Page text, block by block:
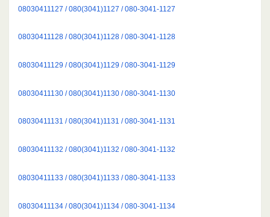
08030411127 / 080(3041)1127 / 080-3041-1127
08030411128 / 080(3041)1128 / 080-3041-1128
08030411129 / 080(3041)1129 / 080-3041-1129
08030411130 / 080(3041)1130 / 080-3041-1130
08030411131 / 080(3041)1131 / 080-3041-1131
08030411132 / 080(3041)1132 / 080-3041-1132
08030411133 / 080(3041)1133 / 080-3041-1133
08030411134 / 080(3041)1134 / 080-3041-1134